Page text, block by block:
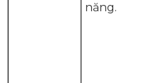
năng.